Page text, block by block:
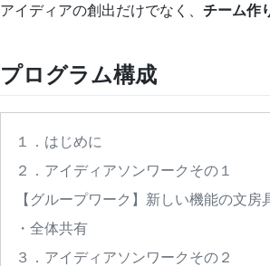
アイディアの創出だけでなく、 チーム作
プログラム構成
１．はじめに
２．アイディアソンワークその１
【グループワーク】新しい機能の文房
・全体共有
３．アイディアソンワークその２